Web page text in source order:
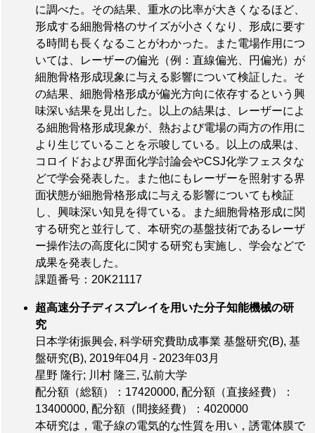
に調べた。その結果、重水の比率が大きくなるほど、
形成する細胞骨格のサイズが小さくなり、形成に要す
る時間も長くなることがわかった。また電場作用につ
いては、レーザーの偏光（例：直線偏光、円偏光）が
細胞骨格形成現象に与える影響について検証した。そ
の結果、細胞骨格形成が偏光方向に依存するという興
味深い結果を見出した。以上の結果は、レーザーによ
る細胞骨格形成現象が、熱および電場の両方の作用に
より生じていることを示唆している。以上の成果は、
コロイドおよび界面化学討論会やCSJ化学フェスタな
どで学会発表した。また他にもレーザーを照射する界
面状態が細胞骨格形成に与える影響についても検証
し、興味深い知見を得ている。また細胞骨格形成に関
する研究と並行して、本研究の基盤技術であるレーザ
ー操作法の高度化に関する研究も実施し、学会などで
成果を発表した。
課題番号：20K21117
超高速分子ディスプレイを用いた分子知能機械の研
究
日本学術振興会, 科学研究費助成事業 基盤研究(B), 基
盤研究(B), 2019年04月 - 2023年03月
星野 隆行; 川村 隆三, 弘前大学
配分額（総額）：17420000, 配分額（直接経費）：
13400000, 配分額（間接経費）：4020000
本研究は，電子線の電気的な性質を用い，誘電体膜で